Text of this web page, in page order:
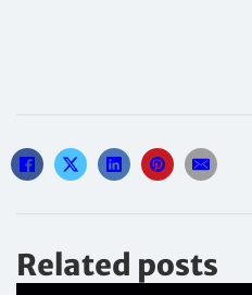
Related posts